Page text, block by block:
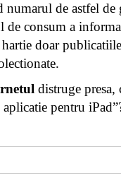
numarul de astfel
consum a
doar
distruge
pentru